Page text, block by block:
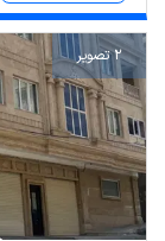
2 تصویر